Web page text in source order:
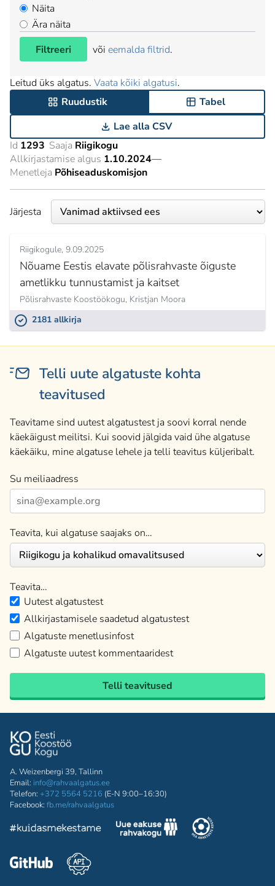
Näita
Ära näita
Filtreeri
või eemalda filtrid.
Leitud üks algatus. Vaata kõiki algatusi.
Ruudustik
Tabel
Lae alla CSV
Id 1293 Saaja Riigikogu
Allkirjastamise algus 1.10.2024—
Menetleja Põhiseaduskomisjon
Järjesta
Riigikogule 9.09.2025
Nõuame Eestis elavate põlisrahvaste õiguste
ametlikku tunnustamist ja kaitset
Põlisrahvaste Koostöökogu, Kristjan Moora
2181 allkirja
Telli uute algatuste kohta
teavitused
Teavitame sind uutest algatustest ja soovi korral nende
käekäigust meilitsi. Kui soovid jälgida vaid ühe algatuse
käekäiku, mine algatuse lehele ja telli teavitus küljeribalt.
Su meiliaadress
Teavita, kui algatuse saajaks on…
Teavita…
Uutest algatustest
Allkirjastamisele saadetud algatustest
Algatuste menetlusinfost
Algatuste uutest kommentaaridest
Telli teavitused
A. Weizenbergi 39, Tallinn
Email: info@rahvaalgatus.ee
Telefon: +372 5564 5216 (E-N 9:00–16:30)
Facebook: fb.me/rahvaalgatus